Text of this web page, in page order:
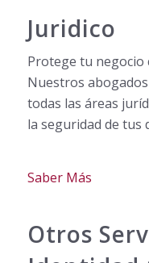
Juridico
Protege tu negocio
Nuestros
todas las áreas
la seguridad de tus
Saber Más
Otros